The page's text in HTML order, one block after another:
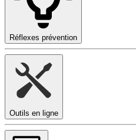
Réflexes prévention
Outils en ligne